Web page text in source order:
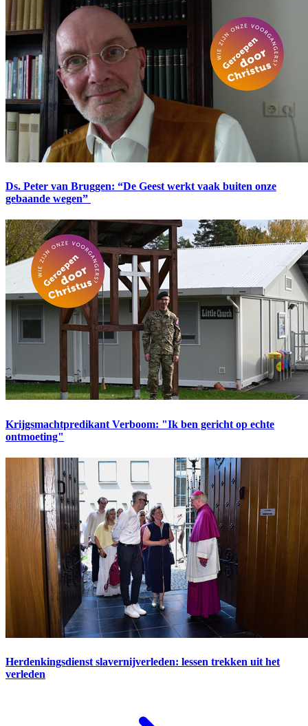
Ds. Peter van Bruggen: “De Geest werkt vaak buiten onze
gebaande wegen”
Krijgsmachtpredikant Verboom: "Ik ben gericht op echte
ontmoeting"
Herdenkingsdienst slavernijverleden: lessen trekken uit het
verleden